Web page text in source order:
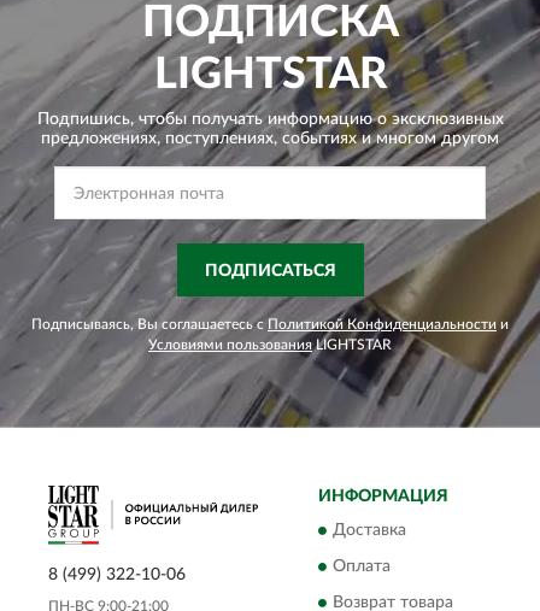
ПОДПИСКА
LIGHTSTAR
Подпишись, чтобы получать информацию о эксклюзивных
предложениях, поступлениях, событиях и многом другом
ПОДПИСАТЬСЯ
Подписываясь, Вы соглашаетесь с Политикой Конфиденциальности и
Условиями пользованияLIGHTSTAR
8 (499) 322-10-06
ПН-ВС 9:00-21:00
ИНФОРМАЦИЯ
Доставка
Оплата
Возврат товара